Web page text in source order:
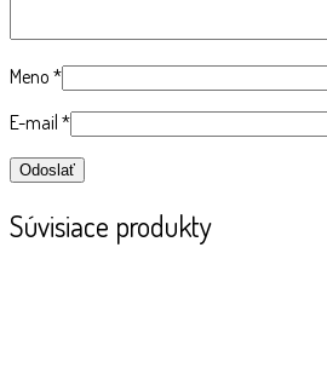
Meno *
E-mail *
Súvisiace produkty